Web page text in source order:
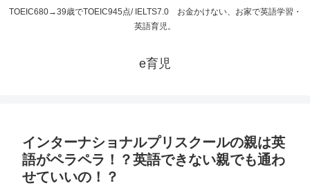
TOEIC680→39歳でTOEIC945点/ IELTS7.0 お金かけない、お家で英語学習・
英語育児。
e育児
インターナショナルプリスクールの親は英
語がペラペラ！？英語できない親でも通わ
せていいの！？